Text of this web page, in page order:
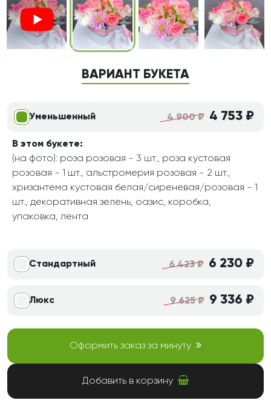
ВАРИАНТ БУКЕТА
Уменьшенный 4 900 ₽ 4 753 ₽
В этом букете:
(на фото): роза розовая - 3 шт., роза кустовая
розовая - 1 шт., альстромерия розовая - 2 шт.,
хризантема кустовая белая/сиреневая/розовая - 1
шт., декоративная зелень, оазис, коробка,
упаковка, лента
Стандартный 6 423 ₽ 6 230 ₽
Люкс 9 625 ₽ 9 336 ₽
Оформить заказ за минуту
Добавить в корзину